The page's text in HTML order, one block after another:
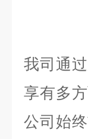
我司通
享有多
公司始